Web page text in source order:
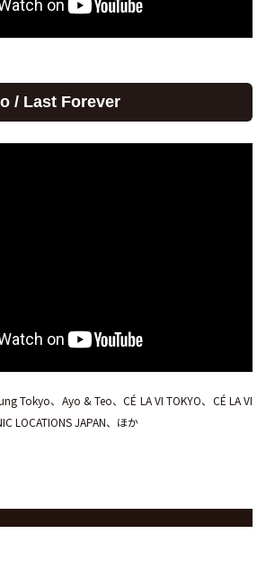
/ Last Forever
Tokyo、Ayo & Teo、CÉ LA VI TOKYO、CÉ LA VI
LOCATIONS JAPAN、ほか